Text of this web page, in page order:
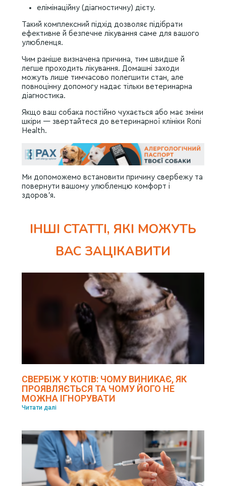
елімінаційну (діагностичну) дієту.
Такий комплексний підхід дозволяє підібрати
ефективне й безпечне лікування саме для вашого
улюбленця.
Чим раніше визначена причина, тим швидше й
легше проходить лікування. Домашні заходи
можуть лише тимчасово полегшити стан, але
повноцінну допомогу надає тільки ветеринарна
діагностика.
Якщо ваш собака постійно чухається або має зміни
шкіри — звертайтеся до ветеринарної клініки Roni
Health.
Ми допоможемо встановити причину свербежу та
повернути вашому улюбленцю комфорт і
здоров’я.
ІНШІ СТАТТІ, ЯКІ МОЖУТЬ
ВАС ЗАЦІКАВИТИ
СВЕРБІЖ У КОТІВ: ЧОМУ ВИНИКАЄ, ЯК
ПРОЯВЛЯЄТЬСЯ ТА ЧОМУ ЙОГО НЕ
МОЖНА ІГНОРУВАТИ
Читати далі